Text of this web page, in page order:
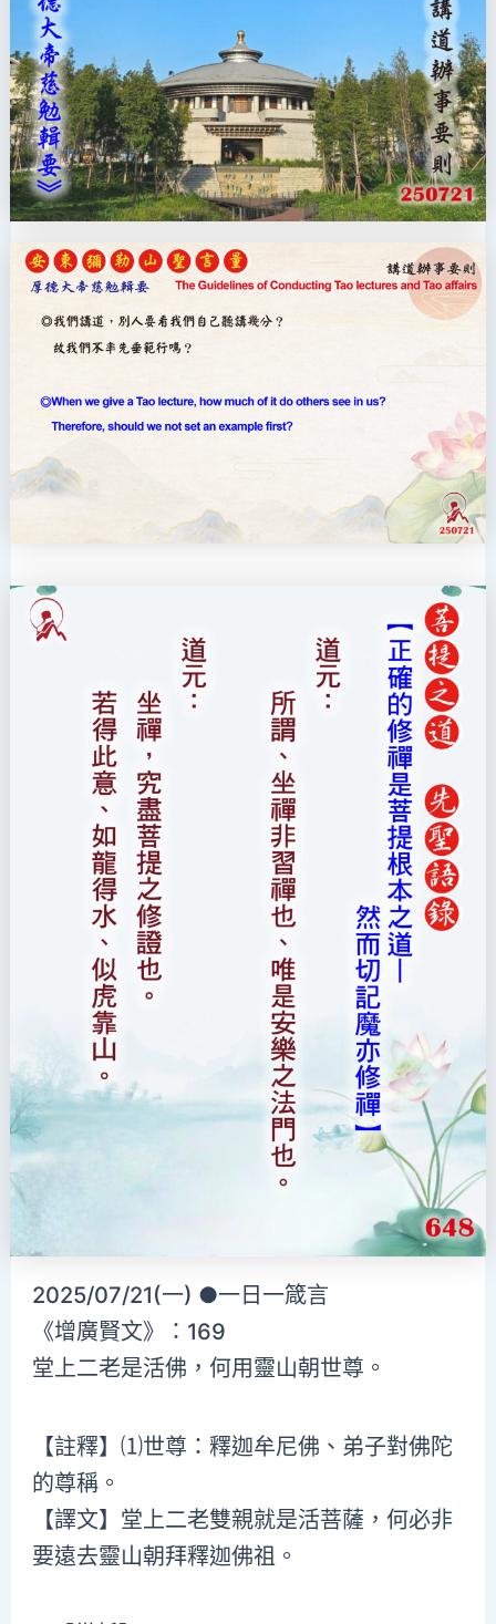
2025/07/21(一) ●一日一箴言
《增廣賢文》：169
堂上二老是活佛，何用靈山朝世尊。
【註釋】⑴世尊：釋迦牟尼佛、弟子對佛陀
的尊稱。
【譯文】堂上二老雙親就是活菩薩，何必非
要遠去靈山朝拜釋迦佛祖。